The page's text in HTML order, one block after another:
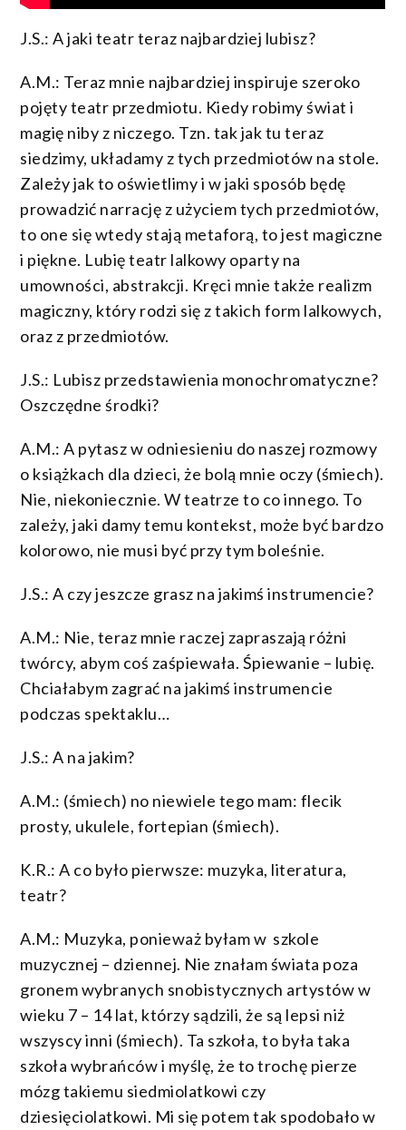
J.S.: A jaki teatr teraz najbardziej lubisz?
A.M.: Teraz mnie najbardziej inspiruje szeroko
pojęty teatr przedmiotu. Kiedy robimy świat i
magię niby z niczego. Tzn. tak jak tu teraz
siedzimy, układamy z tych przedmiotów na stole.
Zależy jak to oświetlimy i w jaki sposób będę
prowadzić narrację z użyciem tych przedmiotów,
to one się wtedy stają metaforą, to jest magiczne
i piękne. Lubię teatr lalkowy oparty na
umowności, abstrakcji. Kręci mnie także realizm
magiczny, który rodzi się z takich form lalkowych,
oraz z przedmiotów.
J.S.: Lubisz przedstawienia monochromatyczne?
Oszczędne środki?
A.M.: A pytasz w odniesieniu do naszej rozmowy
o książkach dla dzieci, że bolą mnie oczy (śmiech).
Nie, niekoniecznie. W teatrze to co innego. To
zależy, jaki damy temu kontekst, może być bardzo
kolorowo, nie musi być przy tym boleśnie.
J.S.: A czy jeszcze grasz na jakimś instrumencie?
A.M.: Nie, teraz mnie raczej zapraszają różni
twórcy, abym coś zaśpiewała. Śpiewanie – lubię.
Chciałabym zagrać na jakimś instrumencie
podczas spektaklu…
J.S.: A na jakim?
A.M.: (śmiech) no niewiele tego mam: flecik
prosty, ukulele, fortepian (śmiech).
K.R.: A co było pierwsze: muzyka, literatura,
teatr?
A.M.: Muzyka, ponieważ byłam w szkole
muzycznej – dziennej. Nie znałam świata poza
gronem wybranych snobistycznych artystów w
wieku 7 – 14 lat, którzy sądzili, że są lepsi niż
wszyscy inni (śmiech). Ta szkoła, to była taka
szkoła wybrańców i myślę, że to trochę pierze
mózg takiemu siedmiolatkowi czy
dziesięciolatkowi. Mi się potem tak spodobało w